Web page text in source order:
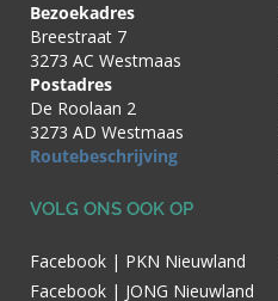
Bezoekadres
Breestraat 7
3273 AC Westmaas
Postadres
De Roolaan 2
3273 AD Westmaas
Routebeschrijving
VOLG ONS OOK OP
Facebook | PKN Nieuwland
Facebook | JONG Nieuwland